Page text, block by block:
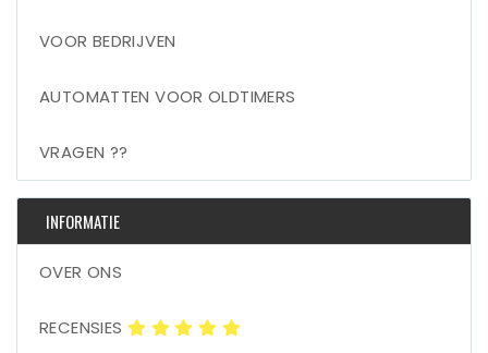
VOOR BEDRIJVEN
AUTOMATTEN VOOR OLDTIMERS
VRAGEN ??
INFORMATIE
OVER ONS
RECENSIES